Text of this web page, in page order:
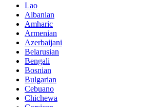
Lao
Albanian
Amharic
Armenian
Azerbaijani
Belarusian
Bengali
Bosnian
Bulgarian
Cebuano
Chichewa